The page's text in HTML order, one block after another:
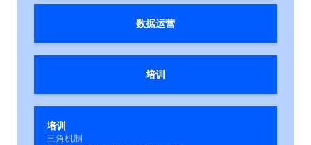
数据运营
培训
培训
三角机制